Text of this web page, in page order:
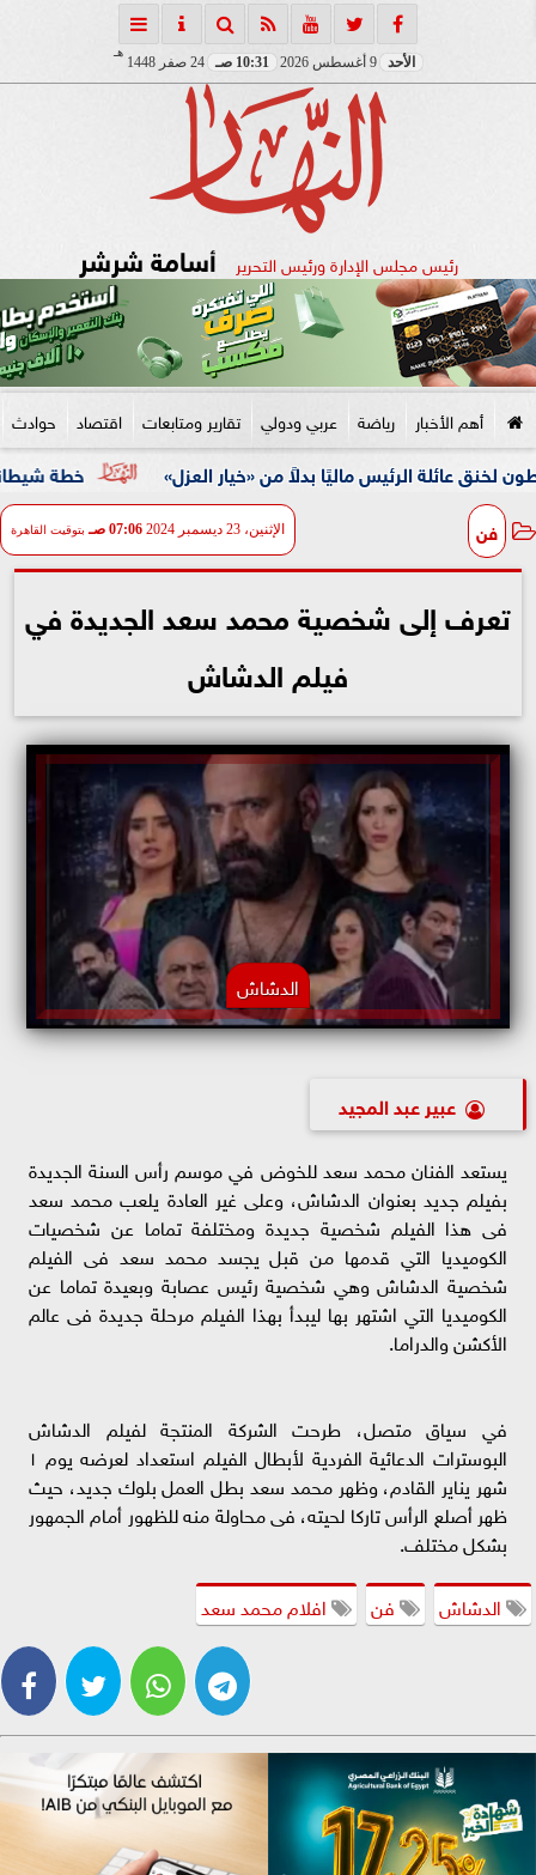
الأحد 10:31 صـ 24 صفر 1448
هـ
رئيس مجلس الإدارة ورئيس التحرير أسامة شرشر
أهم الأخبار رياضة عربي ودولي تقارير ومتابعات اقتصاد حوادث
خطة شيطانية انتهت في قبضة الأمن.. ضبط ماليًا بدلاً من «خيار العزل»
فن الإثنين، 23 ديسمبر 2024 07:06 صـ بتوقيت القاهرة
تعرف إلى شخصية محمد سعد الجديدة في
فيلم الدشاش
الدشاش
عبير عبد المجيد
يستعد الفنان محمد سعد للخوض في موسم رأس السنة الجديدة
بفيلم جديد بعنوان الدشاش، وعلى غير العادة يلعب محمد سعد
فى هذا الفيلم شخصية جديدة ومختلفة تماما عن شخصيات
الكوميديا التي قدمها من قبل يجسد محمد سعد فى الفيلم
شخصية الدشاش وهي شخصية رئيس عصابة وبعيدة تماما عن
الكوميديا التي اشتهر بها ليبدأ بهذا الفيلم مرحلة جديدة فى عالم
الأكشن والدراما.
في سياق متصل، طرحت الشركة المنتجة لفيلم الدشاش
البوسترات الدعائية الفردية لأبطال الفيلم استعداد لعرضه يوم ١
شهر يناير القادم، وظهر محمد سعد بطل العمل بلوك جديد، حيث
ظهر أصلع الرأس تاركا لحيته، فى محاولة منه للظهور أمام الجمهور
بشكل مختلف.
الدشاش
فن افلام محمد سعد